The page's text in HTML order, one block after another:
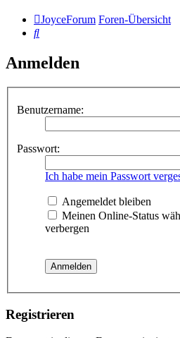
JoyceForum Foren-Übersicht
Suche
Anmelden
Benutzername:
Passwort:
Ich habe mein Passwort
Angemeldet bleiben
Meinen Online-Status
verbergen
Registrieren